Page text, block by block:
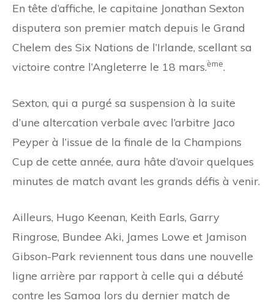
En tête d’affiche, le capitaine Jonathan Sexton
disputera son premier match depuis le Grand
Chelem des Six Nations de l’Irlande, scellant sa
victoire contre l’Angleterre le 18 mars.ème.
Sexton, qui a purgé sa suspension à la suite
d’une altercation verbale avec l’arbitre Jaco
Peyper à l’issue de la finale de la Champions
Cup de cette année, aura hâte d’avoir quelques
minutes de match avant les grands défis à venir.
Ailleurs, Hugo Keenan, Keith Earls, Garry
Ringrose, Bundee Aki, James Lowe et Jamison
Gibson-Park reviennent tous dans une nouvelle
ligne arrière par rapport à celle qui a débuté
contre les Samoa lors du dernier match de